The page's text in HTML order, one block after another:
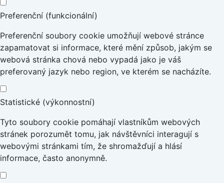
Preferenční (funkcionální)
Preferenční soubory cookie umožňují webové stránce
zapamatovat si informace, které mění způsob, jakým se
webová stránka chová nebo vypadá jako je váš
preferovaný jazyk nebo region, ve kterém se nacházíte.
Statistické (výkonnostní)
Tyto soubory cookie pomáhají vlastníkům webových
stránek porozumět tomu, jak návštěvníci interagují s
webovými stránkami tím, že shromažďují a hlásí
informace, často anonymně.